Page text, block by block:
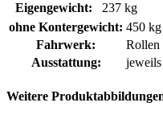
Eigengewicht:
237 kg
ohne Kon­ter­ge­wicht: 450 kg
Fahrwerk:
Rollen
Ausstattung:
Weitere